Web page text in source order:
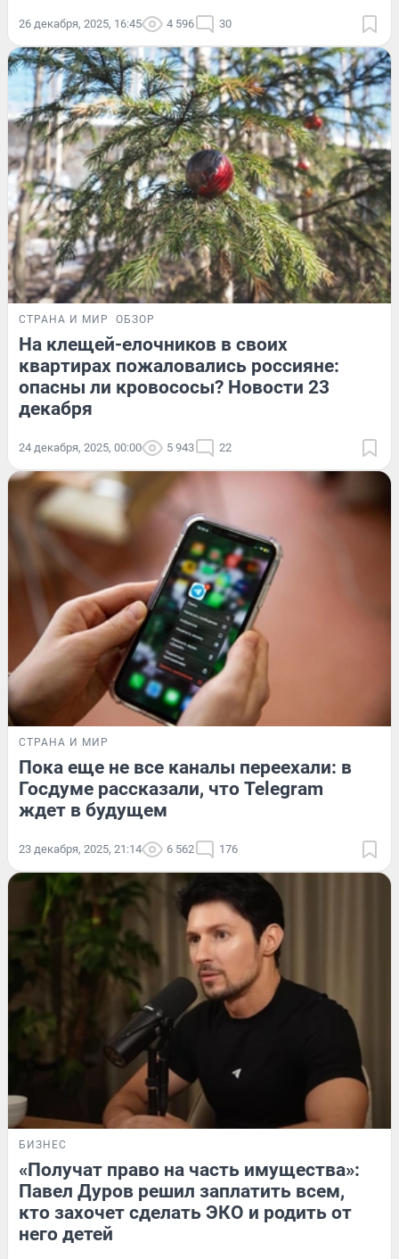
26 декабря, 2025, 16:45 4 596 30
СТРАНА И МИР ОБЗОР
На клещей-елочников в своих
квартирах пожаловались россияне:
опасны ли кровососы? Новости 23
декабря
24 декабря, 2025, 00:00 5 943 22
СТРАНА И МИР
Пока еще не все каналы переехали: в
Госдуме рассказали, что Telegram
ждет в будущем
23 декабря, 2025, 21:14 6 562 176
БИЗНЕС
«Получат право на часть имущества»:
Павел Дуров решил заплатить всем,
кто захочет сделать ЭКО и родить от
него детей